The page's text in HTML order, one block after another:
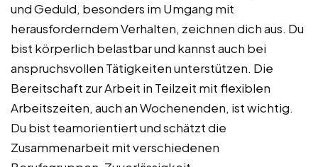
und Geduld, besonders im Umgang mit
herausforderndem Verhalten, zeichnen dich aus. Du
bist körperlich belastbar und kannst auch bei
anspruchsvollen Tätigkeiten unterstützen. Die
Bereitschaft zur Arbeit in Teilzeit mit flexiblen
Arbeitszeiten, auch an Wochenenden, ist wichtig.
Du bist teamorientiert und schätzt die
Zusammenarbeit mit verschiedenen